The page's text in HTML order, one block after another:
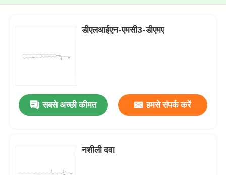
डीएलआईएन-एमसी3-डीएमए
सबसे अच्छी कीमत हमसे संपर्क करें
नशीली दवा